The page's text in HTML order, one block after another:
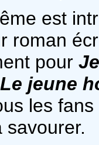
est
roman
pour
Le jeune
les
savourer.